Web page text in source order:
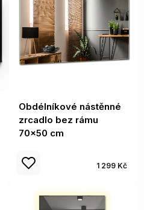
Obdélníkové nástěnné
zrcadlo bez rámu
70x50 cm
1 299 Kč